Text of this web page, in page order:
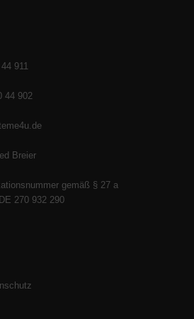
911
44 902
Breier
gemäß § 27 a
270 932 290